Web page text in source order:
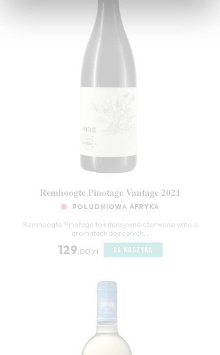
Remhoogte Pinotage Vantage 2021
POŁUDNIOWA AFRYKA
Remhoogte Pinotage to intensywne czerwone wino o
aromatach dojrzałych...
129,00 zł DO KOSZYKA